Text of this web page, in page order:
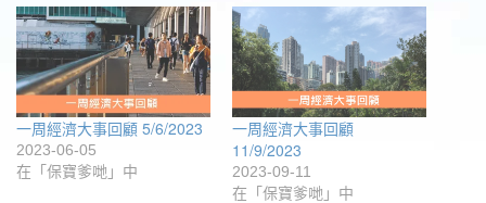
新
視
窗
中
開
啟)
開
啟)
開
啟)
開
(在
新
視
窗
中
開
啟)
窗
一周經濟大事回顧 5/6/2023
2023-06-05
在「保寶爹哋」中
一周經濟大事回顧
11/9/2023
2023-09-11
在「保寶爹哋」中